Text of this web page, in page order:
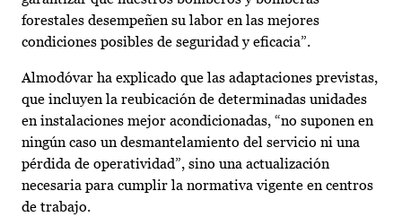
forestales desempeñen su labor en las mejores
condiciones posibles de seguridad y eficacia”.
Almodóvar ha explicado que las adaptaciones previstas,
que incluyen la reubicación de determinadas unidades
en instalaciones mejor acondicionadas, “no suponen en
ningún caso un desmantelamiento del servicio ni una
pérdida de operatividad”, sino una actualización
necesaria para cumplir la normativa vigente en centros
de trabajo.